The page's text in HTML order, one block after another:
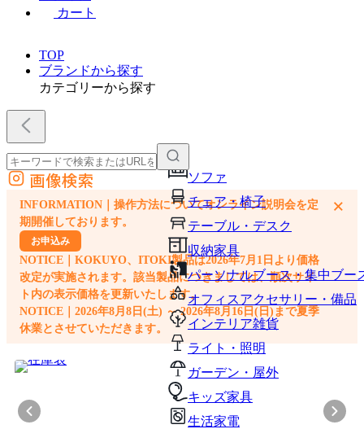
カート
TOP
ブランドから探す
カテゴリーから探す
ソファ
チェア・椅子
テーブル・デスク
収納家具
パーソナルブース・集中ブー
オフィスアクセサリー・備品
インテリア雑貨
ライト・照明
ガーデン・屋外
キッズ家具
生活家電
外部サイトの商品をカートに追加
他のサイトで見つけた商品ページのURLを貼り付けて、カートに追加できます
画像検索
INFORMATION｜操作方法についてオンライン説明会を定
期開催しております。
お申込み
NOTICE｜KOKUYO、ITOKI製品は2026年7月1日より価格
改定が実施されます。該当製品につきましては、順次サイ
ト内の表示価格を更新いたします。
NOTICE｜2026年8月8日(土) ～ 2026年8月16日(日)まで夏季
休業とさせていただきます。
×